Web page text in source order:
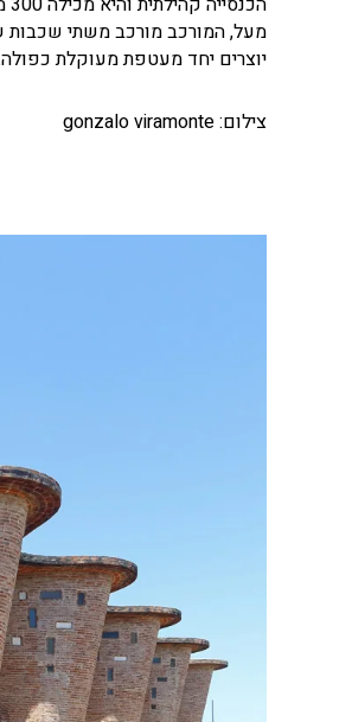
מעל, המורכב מורכב משתי שכבות
יוצרים יחד מעטפת מעוקלת
צילום: gonzalo viramonte